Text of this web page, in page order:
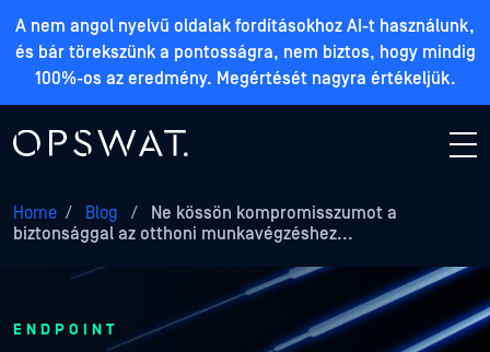
A nem angol nyelvű oldalak fordításokhoz AI-t használunk,
és bár törekszünk a pontosságra, nem biztos, hogy mindig
100%-os az eredmény. Megértését nagyra értékeljük.
Home / Blog /
Ne kössön kompromisszumot a
biztonsággal az otthoni munkavégzéshez...
ENDPOINT